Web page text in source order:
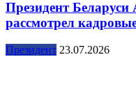
Президент
рассмотрел
Президент 23.07.2026